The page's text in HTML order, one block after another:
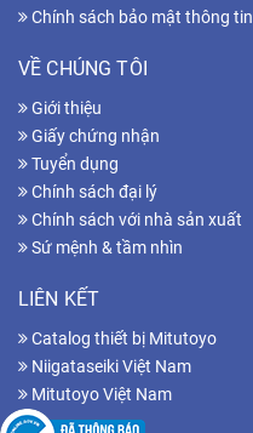
Chính sách bảo mật thông tin
VỀ CHÚNG TÔI
Giới thiệu
Giấy chứng nhận
Tuyển dụng
Chính sách đại lý
Chính sách với nhà sản xuất
Sứ mệnh & tầm nhìn
LIÊN KẾT
Catalog thiết bị Mitutoyo
Niigataseiki Việt Nam
Mitutoyo Việt Nam